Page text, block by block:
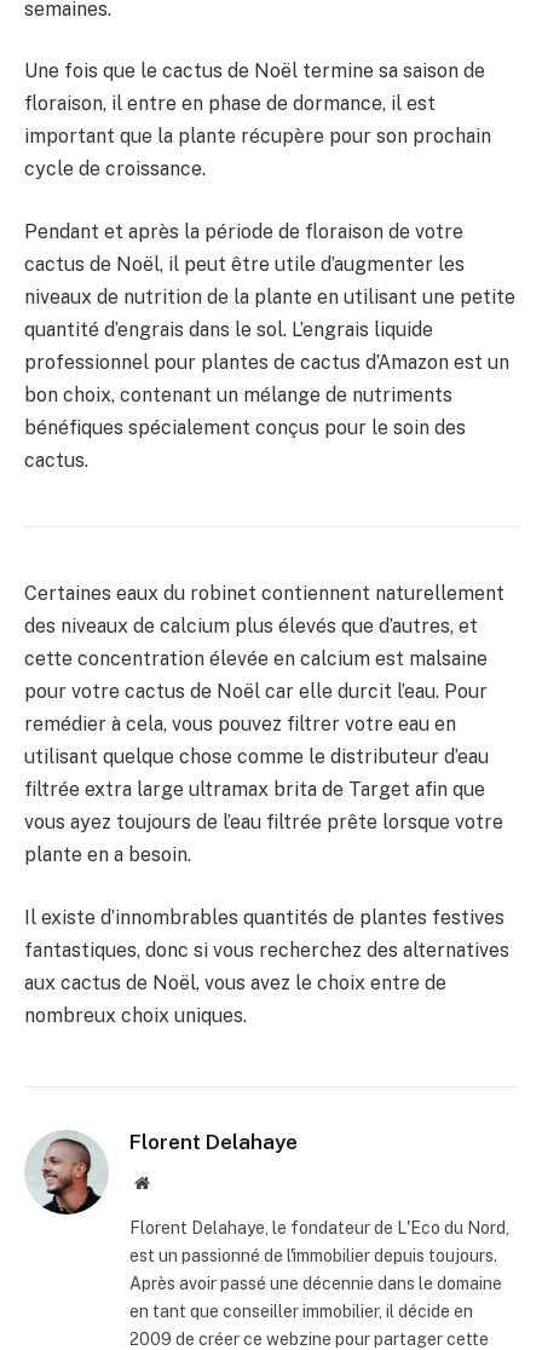
semaines.
Une fois que le cactus de Noël termine sa saison de
floraison, il entre en phase de dormance, il est
important que la plante récupère pour son prochain
cycle de croissance.
Pendant et après la période de floraison de votre
cactus de Noël, il peut être utile d’augmenter les
niveaux de nutrition de la plante en utilisant une petite
quantité d’engrais dans le sol. L’engrais liquide
professionnel pour plantes de cactus d’Amazon est un
bon choix, contenant un mélange de nutriments
bénéfiques spécialement conçus pour le soin des
cactus.
Certaines eaux du robinet contiennent naturellement
des niveaux de calcium plus élevés que d’autres, et
cette concentration élevée en calcium est malsaine
pour votre cactus de Noël car elle durcit l’eau. Pour
remédier à cela, vous pouvez filtrer votre eau en
utilisant quelque chose comme le distributeur d’eau
filtrée extra large ultramax brita de Target afin que
vous ayez toujours de l’eau filtrée prête lorsque votre
plante en a besoin.
Il existe d’innombrables quantités de plantes festives
fantastiques, donc si vous recherchez des alternatives
aux cactus de Noël, vous avez le choix entre de
nombreux choix uniques.
Florent Delahaye
Site
Florent Delahaye, le fondateur de L'Eco du Nord,
est un passionné de l'immobilier depuis toujours.
Après avoir passé une décennie dans le domaine
en tant que conseiller immobilier, il décide en
2009 de créer ce webzine pour partager cette